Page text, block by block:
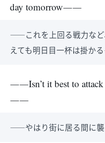
day tomorrow――
――これを上回る戦力など
えても明日目一杯は掛か
――Isn’t it best to attack
――
――やはり街に居る間に